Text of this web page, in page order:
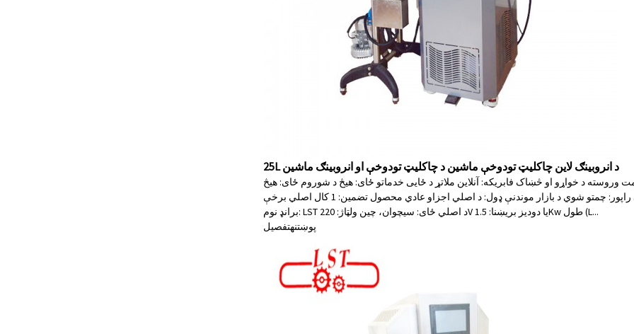
25L د انروبینګ لاین چاکلیټ تودوخې ماشین د چاکلیټ تودوخې او انروبینګ ماشین
د خواړو او څښاک فابریکه: آنلاین ملاتړ د ځایی خدماتو ځای: هیڅ د شوروم ځای: هیڅ
ویډیو بهر بهر تفتیش: چمتو شوي ماشین ازموینې راپور: چمتو شوي د بازار موندنې ډول: د اصلي اجزاو عادي محصول تضمین: 1 کال اصلي برخې: PLC، د موټرو
برانډ نوم: LST د اصلي ځای: سیچوان، چین ولټاژ: 220V یا دودیز بریښنا: 1.5Kw طول (L...
پوښتنهتفصیل